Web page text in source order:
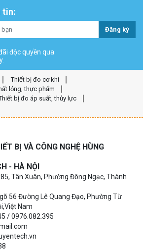
tin:
Đăng ký
độc quyền qua
Thiết bị đo cơ khí
lỏng, thực phẩm
bị đo áp suất, thủy lực
BỊ VÀ CÔNG NGHỆ HÙNG
- HÀ NỘI
Tân Xuân, Phường Đông Ngạc, Thành
56 Đường Lê Quang Đạo, Phường Từ
Nam
/ 0976.082.395